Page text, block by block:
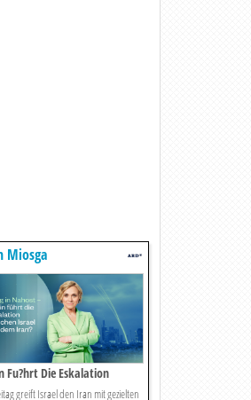
Miosga
Fu?hrt Die Eskalation
Israel Und Dem Iran.
greift Israel den Iran mit gezielten